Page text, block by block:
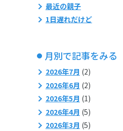
最近の親子
1日遅れだけど
月別で記事をみる
2026年7月 (2)
2026年6月 (2)
2026年5月 (1)
2026年4月 (5)
2026年3月 (5)